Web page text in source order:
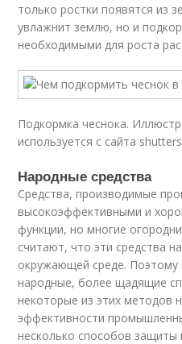
только ростки появятся из
увлажнит землю, но и
необходимыми для роста
Подкормка чеснока.
используется с сайта
Народные средства
Средства, производимые
высокоэффективными и
функции, но многие
считают, что эти средства
окружающей среде.
народные, более щадящие
некоторые из этих методов
эффективности
несколько способов защиты